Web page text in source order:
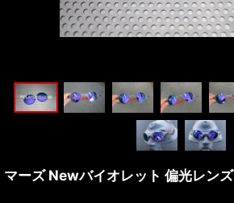
マーズ Newバイオレット 偏光レンズ